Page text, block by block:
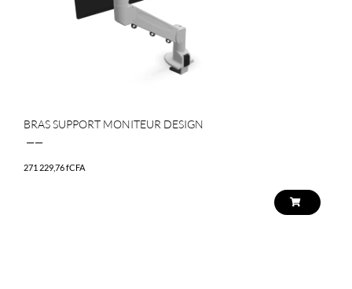
BRAS SUPPORT MONITEUR DESIGN
——
271 229,76fCFA